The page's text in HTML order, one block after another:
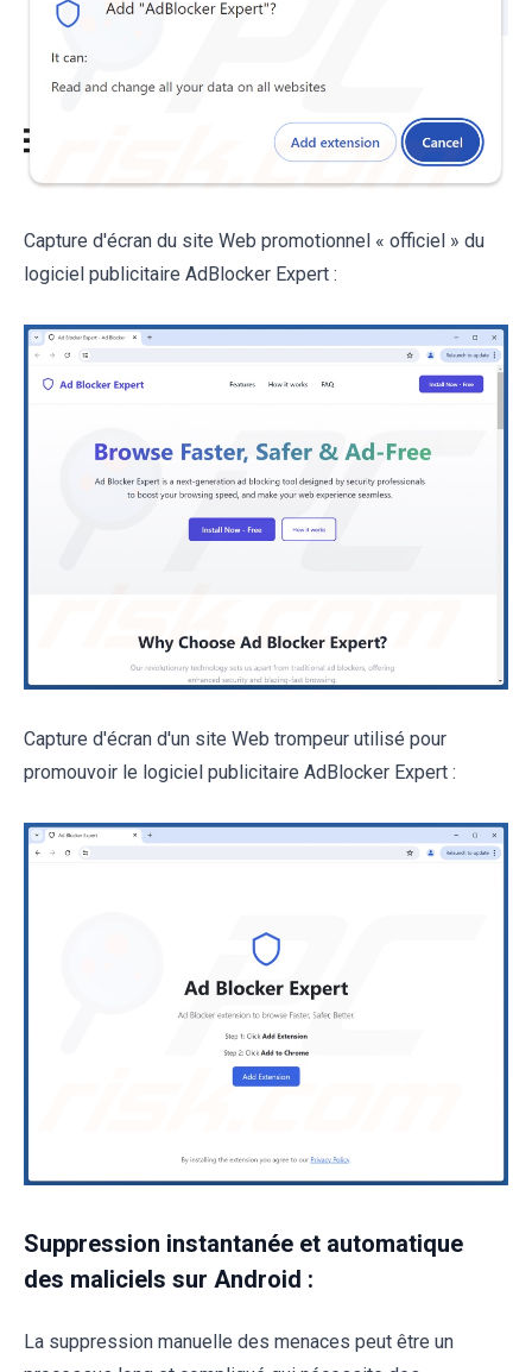
Capture d'écran du site Web promotionnel « officiel » du
logiciel publicitaire AdBlocker Expert :
Capture d'écran d'un site Web trompeur utilisé pour
promouvoir le logiciel publicitaire AdBlocker Expert :
Suppression instantanée et automatique
des maliciels sur Android :
La suppression manuelle des menaces peut être un